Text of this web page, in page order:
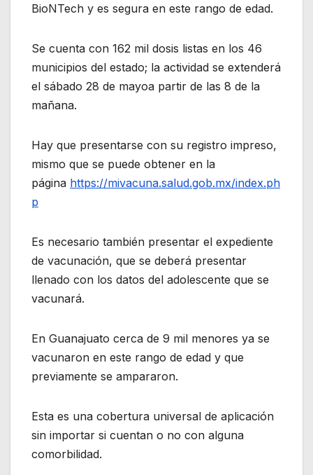
BioNTech y es segura en este rango de edad.
Se cuenta con 162 mil dosis listas en los 46
municipios del estado; la actividad se extenderá
el sábado 28 de mayoa partir de las 8 de la
mañana.
Hay que presentarse con su registro impreso,
mismo que se puede obtener en la
página https://mivacuna.salud.gob.mx/index.ph
p
Es necesario también presentar el expediente
de vacunación, que se deberá presentar
llenado con los datos del adolescente que se
vacunará.
En Guanajuato cerca de 9 mil menores ya se
vacunaron en este rango de edad y que
previamente se ampararon.
Esta es una cobertura universal de aplicación
sin importar si cuentan o no con alguna
comorbilidad.